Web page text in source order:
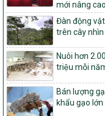
827/QĐ-BNNMT
Quyết định Ban hành
mục tiêu quốc gia xây
vững và phát triển kinh
số và miền núi giai
đến năm 2030
14/2026/TT-BNNMT
Hướng dẫn thực hiện
tiêu chí quốc gia về
mới nâng cao
Đàn động
trên cây nhìn
Nuôi hơn
triệu mỗi
Bán lượng
khẩu gạo